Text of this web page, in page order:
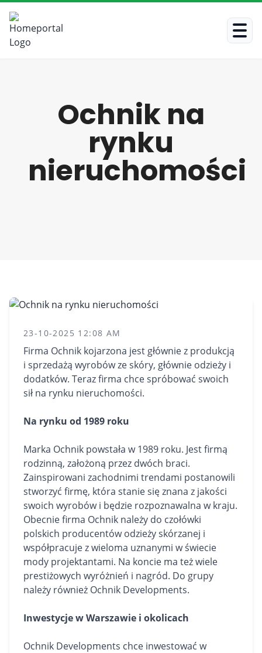
Ochnik na
rynku
nieruchomości
23-10-2025 12:08 AM
Firma Ochnik kojarzona jest głównie z produkcją
i sprzedażą wyrobów ze skóry, głównie odzieży i
dodatków. Teraz firma chce spróbować swoich
sił na rynku nieruchomości.
Na rynku od 1989 roku
Marka Ochnik powstała w 1989 roku. Jest firmą
rodzinną, założoną przez dwóch braci.
Zainspirowani zachodnimi trendami postanowili
stworzyć firmę, która stanie się znana z jakości
swoich wyrobów i będzie rozpoznawalna w kraju.
Obecnie firma Ochnik należy do czołówki
polskich producentów odzieży skórzanej i
współpracuje z wieloma uznanymi w świecie
mody projektantami. Na koncie ma też wiele
prestiżowych wyróżnień i nagród. Do grupy
należy również Ochnik Developments.
Inwestycje w Warszawie i okolicach
Ochnik Developments chce inwestować w